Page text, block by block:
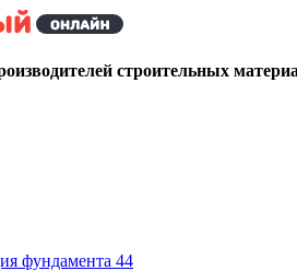
строительных
фундамента 44